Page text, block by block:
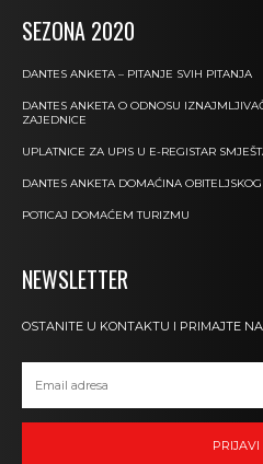
SEZONA 2020
DANTES ANKETA – PITANJE SVIH PITANJA
DANTES ANKETA O ODNOSU
ZAJEDNICE
UPLATNICE ZA UPIS U E-REGISTAR
DANTES ANKETA DOMAĆINA
POTICAJ DOMAĆEM TURIZMU
NEWSLETTER
OSTANITE U KONTAKTU I PRIMAJTE
PRIJAVI